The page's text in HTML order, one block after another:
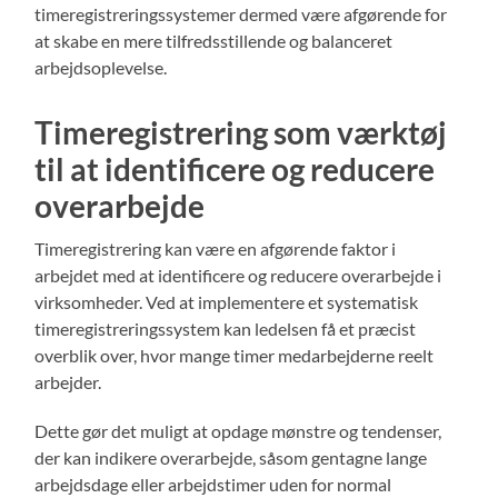
timeregistreringssystemer dermed være afgørende for
at skabe en mere tilfredsstillende og balanceret
arbejdsoplevelse.
Timeregistrering som værktøj
til at identificere og reducere
overarbejde
Timeregistrering kan være en afgørende faktor i
arbejdet med at identificere og reducere overarbejde i
virksomheder. Ved at implementere et systematisk
timeregistreringssystem kan ledelsen få et præcist
overblik over, hvor mange timer medarbejderne reelt
arbejder.
Dette gør det muligt at opdage mønstre og tendenser,
der kan indikere overarbejde, såsom gentagne lange
arbejdsdage eller arbejdstimer uden for normal